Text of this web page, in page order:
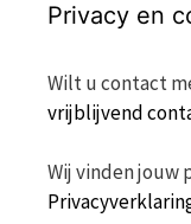
Privacy en
Wilt u contact
vrijblijvend
Wij vinden jouw